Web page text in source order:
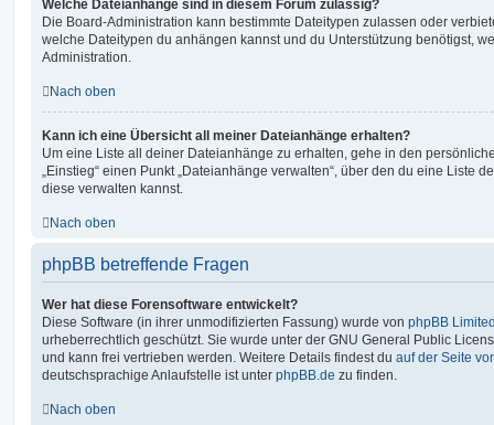
Welche Dateianhänge sind in diesem Forum zulässig?
Die Board-Administration kann bestimmte Dateitypen zulassen oder
welche Dateitypen du anhängen kannst und du Unterstützung benötigst,
Administration.
Nach oben
Kann ich eine Übersicht all meiner Dateianhänge erhalten?
Um eine Liste all deiner Dateianhänge zu erhalten, gehe in den
„Einstieg“ einen Punkt „Dateianhänge verwalten“, über den du eine Liste
diese verwalten kannst.
Nach oben
phpBB betreffende Fragen
Wer hat diese Forensoftware entwickelt?
Diese Software (in ihrer unmodifizierten Fassung) wurde von phpBB
urheberrechtlich geschützt. Sie wurde unter der GNU General Public
und kann frei vertrieben werden. Weitere Details findest du auf der Seite
deutschsprachige Anlaufstelle ist unter phpBB.de zu finden.
Nach oben